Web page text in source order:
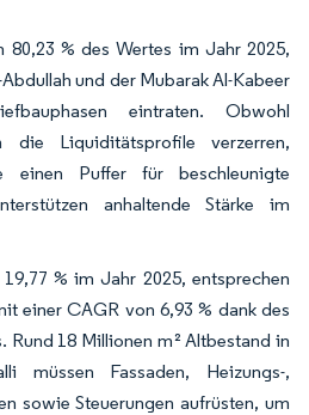
80,23 % des Wertes im Jahr 2025,
und der Mubarak Al-Kabeer
eintraten. Obwohl
die Liquiditätsprofile verzerren,
einen Puffer für beschleunigte
anhaltende Stärke im
% im Jahr 2025, entsprechen
einer CAGR von 6,93 % dank des
Rund 18 Millionen m² Altbestand in
müssen Fassaden, Heizungs-,
sowie Steuerungen aufrüsten, um